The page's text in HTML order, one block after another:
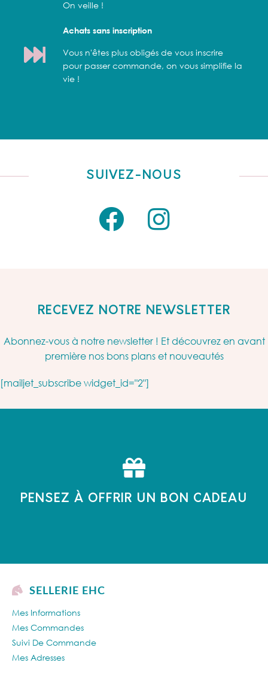
On veille !
Achats sans inscription
Vous n'êtes plus obligés de vous inscrire
pour passer commande, on vous simplifie la
vie !
SUIVEZ-NOUS
RECEVEZ NOTRE NEWSLETTER
Abonnez-vous à notre newsletter ! Et découvrez en avant
première nos bons plans et nouveautés
[mailjet_subscribe widget_id="2"]
PENSEZ À OFFRIR UN BON CADEAU
SELLERIE EHC
Mes Informations
Mes Commandes
Suivi De Commande
Mes Adresses